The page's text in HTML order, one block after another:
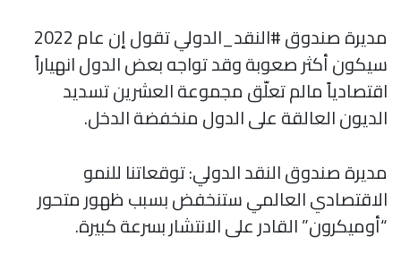
مديرة صندوق #النقد_الدولي تقول إن عام 2022
سيكون أكثر صعوبة وقد تواجه بعض الدول انهياراً
اقتصادياً مالم تعلّق مجموعة العشرين تسديد
الديون العالقة على الدول منخفضة الدخل.
مديرة صندوق النقد الدولي: توقعاتنا للنمو
الاقتصادي العالمي ستنخفض بسبب ظهور متحور
“أوميكرون” القادر على الانتشار بسرعة كبيرة.